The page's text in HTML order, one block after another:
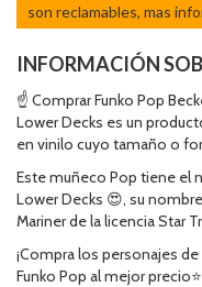
son reclamables, mas
INFORMACIÓN
☝ Comprar Funko Pop
Lower Decks es un
en vinilo cuyo tamaño o
Este muñeco Pop tiene el
Lower Decks 😍, su
Mariner de la licencia Star
¡Compra los personajes
Funko Pop al mejor